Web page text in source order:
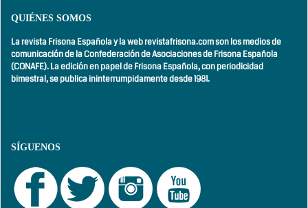
QUIÉNES SOMOS
La revista Frisona Española y la web revistafrisona.com son los medios de
comunicación de la Confederación de Asociaciones de Frisona Española
(CONAFE). La edición en papel de Frisona Española, conperiodicidad
bimestral,se publica ininterrumpidamente desde 1981.
SÍGUENOS